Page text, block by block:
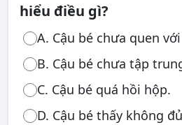
hiểu điều gì?
A. Cậu bé chưa quen
B. Cậu bé chưa tập
C. Cậu bé quá hồi hộp.
D. Cậu bé thấy không